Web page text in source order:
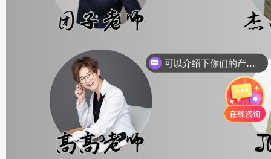
可以介绍下你们的产品么？